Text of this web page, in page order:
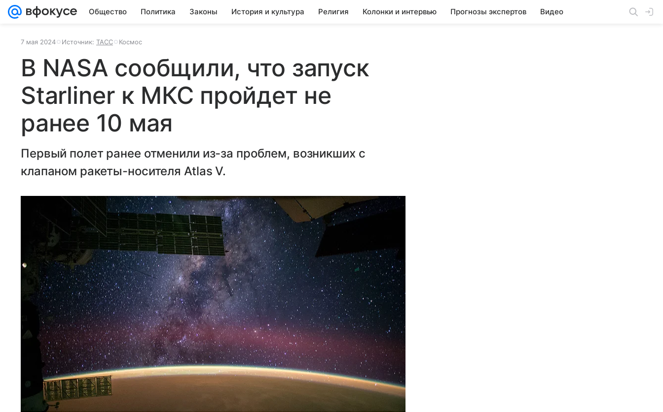
Общество Политика Законы История и культура Религия Колонки и интервью Прогнозы экспертов Видео
7 мая 2024 Источник: ТАСС Космос
В NASA сообщили, что запуск
Starliner к МКС пройдет не
ранее 10 мая
Первый полет ранее отменили из-за проблем, возникших с
клапаном ракеты-носителя Atlas V.